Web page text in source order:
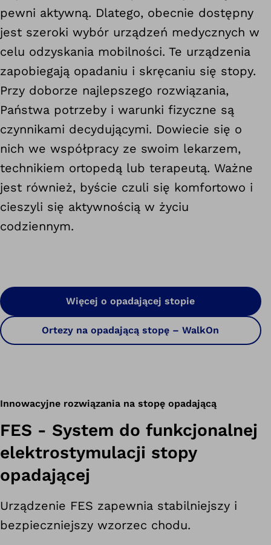
pewni aktywną. Dlatego, obecnie dostępny
jest szeroki wybór urządzeń medycznych w
celu odzyskania mobilności. Te urządzenia
zapobiegają opadaniu i skręcaniu się stopy.
Przy doborze najlepszego rozwiązania,
Państwa potrzeby i warunki fizyczne są
czynnikami decydującymi. Dowiecie się o
nich we współpracy ze swoim lekarzem,
technikiem ortopedą lub terapeutą. Ważne
jest również, byście czuli się komfortowo i
cieszyli się aktywnością w życiu
codziennym.
Więcej o opadającej stopie
Ortezy na opadającą stopę – WalkOn
Innowacyjne rozwiązania na stopę opadającą
FES - System do funkcjonalnej
elektrostymulacji stopy
opadającej
Urządzenie FES zapewnia stabilniejszy i
bezpieczniejszy wzorzec chodu.